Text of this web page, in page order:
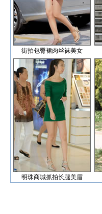
街拍包臀裙肉丝袜美女
明珠商城抓拍长腿美眉